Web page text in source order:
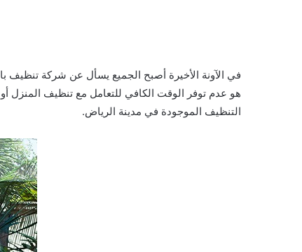
في الآونة الأخيرة أصبح الجميع يسأل عن شركة
هو عدم توفر الوقت الكافي للتعامل مع تنظيف
التنظيف الموجودة في مدينة الرياض.